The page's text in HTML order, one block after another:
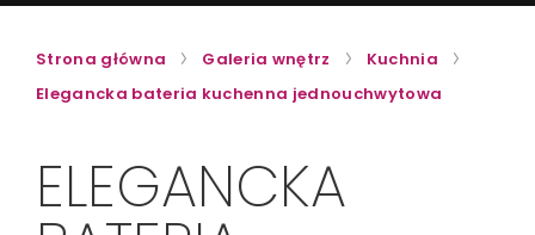
Strona główna Galeria wnętrz
Kuchnia
Elegancka bateria kuchenna jednouchwytowa
ELEGANCKA